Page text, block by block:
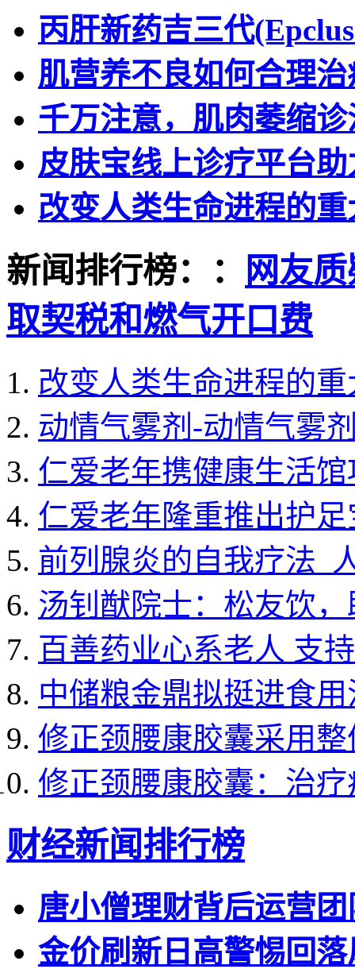
丙肝新药吉三代
肌营养不良如何合理
千万注意，肌肉萎缩
皮肤宝线上诊疗平台
改变人类生命进程的
新闻排行榜：：
网友
取契税和燃气开口费
改变人类生命进程的
动情气雾剂-动情气雾
仁爱老年携健康生活
仁爱老年隆重推出护
前列腺炎的自我疗法_
汤钊猷院士：松友饮
百善药业心系老人 支
中储粮金鼎拟挺进食
修正颈腰康胶囊采用
修正颈腰康胶囊：治
财经新闻排行榜
唐小僧理财背后运营
金价刷新日高警惕回